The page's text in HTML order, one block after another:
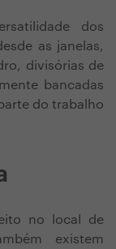
dos
as janelas,
divisórias de
bancadas
do trabalho
no local de
existem